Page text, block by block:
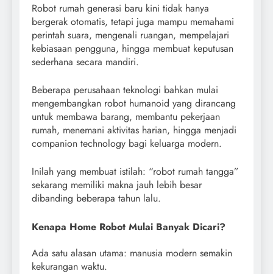
Robot rumah generasi baru kini tidak hanya
bergerak otomatis, tetapi juga mampu memahami
perintah suara, mengenali ruangan, mempelajari
kebiasaan pengguna, hingga membuat keputusan
sederhana secara mandiri.
Beberapa perusahaan teknologi bahkan mulai
mengembangkan robot humanoid yang dirancang
untuk membawa barang, membantu pekerjaan
rumah, menemani aktivitas harian, hingga menjadi
companion technology bagi keluarga modern.
Inilah yang membuat istilah: “robot rumah tangga”
sekarang memiliki makna jauh lebih besar
dibanding beberapa tahun lalu.
Kenapa Home Robot Mulai Banyak Dicari?
Ada satu alasan utama: manusia modern semakin
kekurangan waktu.